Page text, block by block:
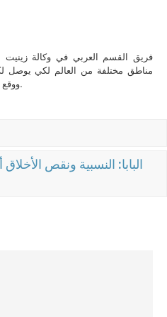
فريق القسم العربي في وكالة زينيت
مناطق مختلفة من العالم لكي يوصل
ووقع صدى الإنجيل الحي.
البابا: النسبية ونقص